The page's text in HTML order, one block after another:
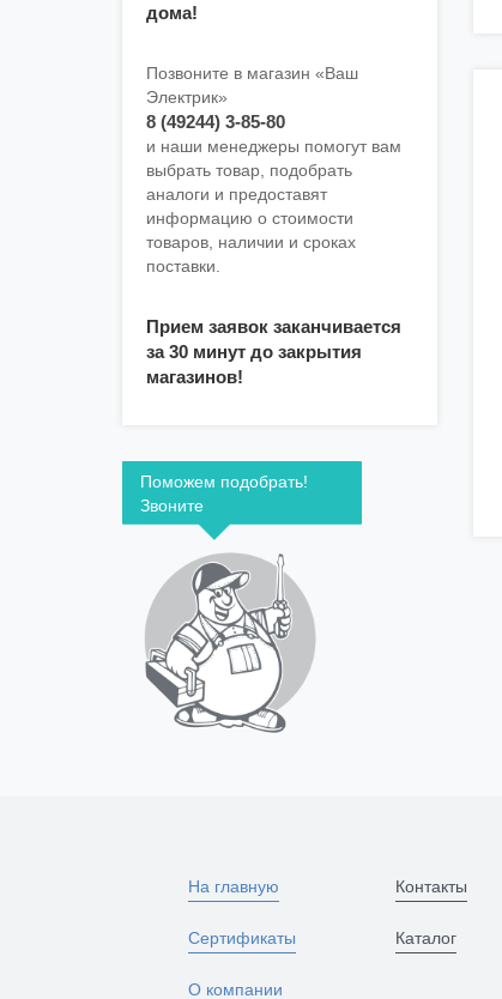
дома!
Позвоните в магазин «Ваш
Электрик»
8 (49244) 3-85-80
и наши менеджеры помогут вам
выбрать товар, подобрать
аналоги и предоставят
информацию о стоимости
товаров, наличии и сроках
поставки.
Прием заявок заканчивается
за 30 минут до закрытия
магазинов!
Поможем подобрать!
Звоните
На главную
Сертификаты
О компании
Контакты
Каталог